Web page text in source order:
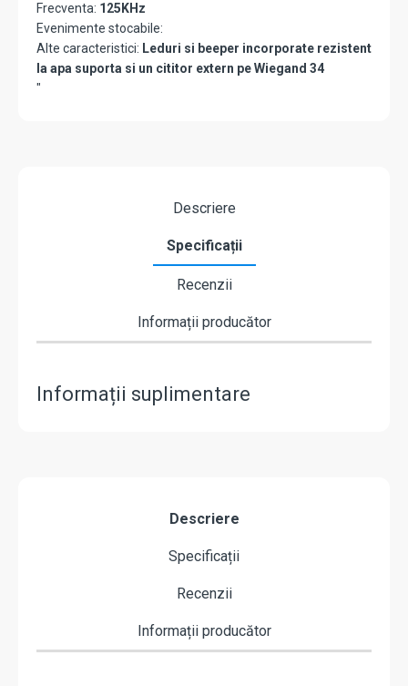
Frecventa: 125KHz
Evenimente stocabile:
Alte caracteristici: Leduri si beeper incorporate rezistent
la apa suporta si un cititor extern pe Wiegand 34
"
Descriere
Specificații
Recenzii
Informații producător
Informații suplimentare
Descriere
Specificații
Recenzii
Informații producător